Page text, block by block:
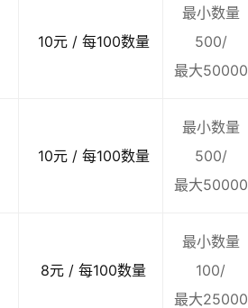
10元 / 每100数量
最小数量
500/
最大50000
10元 / 每100数量
最小数量
500/
最大50000
8元 / 每100数量
最小数量
100/
最大25000